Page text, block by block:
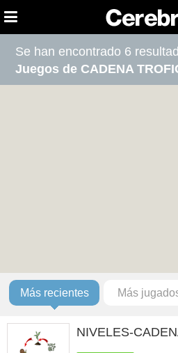
Se han encontrado 6
Juegos de CADENA
Más recientes Más
NIVELES-